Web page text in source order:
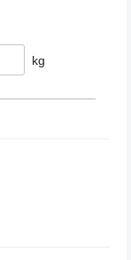
kg